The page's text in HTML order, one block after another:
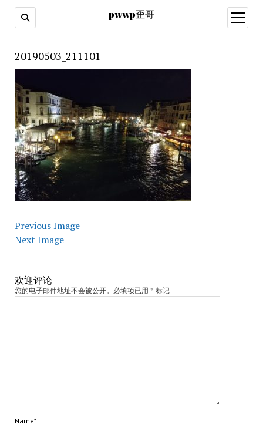
pwwp歪哥
open
menu
20190503_211101
Previous Image
Next Image
欢迎评论
您的电子邮件地址不会被公开。必填项已用 * 标记
Name*